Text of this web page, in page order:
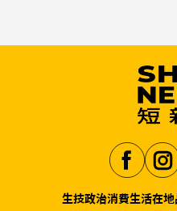
生技政治消費生活在地